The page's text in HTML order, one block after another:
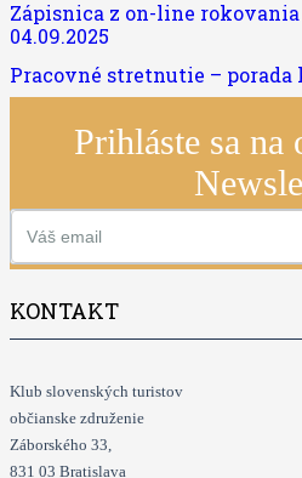
Zápisnica z on-line rokovania
04.09.2025
Pracovné stretnutie – porada
Prihláste sa na
KONTAKT
Klub slovenských turistov
občianske združenie
Záborského 33,
831 03 Bratislava